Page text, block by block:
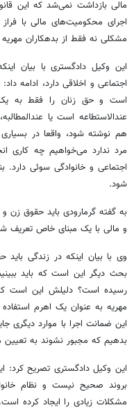
مالی بازداشت نمی‌شد که این
اجرای محکومیت‌های مالی با
مشکلی نه فقط از بدهکاران
این وکیل دادگستری با بیان
اجتماعی و اخلاقی دارد، ادامه
است و حق زنان را فقط به
عندالاستطاعه است یا
هم نوشته شود، واقعا در
مرد ندارد می‌خواهیم چه کاری
اجتماعی و خانوادگی سوئی دارد.
شود.
به گفته گرمارودی باید حقوق زن
و مالی با یک مبنای خاص تعریف
وی با بیان اینکه در زندگی
بحث دیگر این است که باید
رسیده است؟ دلیلش این است
مهریه به عنوان یک اهرم
این ضمانت اجرا با موارد دیگری
بدهیم که مجبور نشوند به
این وکیل دادگستری تصریح کرد:
بروند صحیح نیست و نظام
مشکلات زیادی را ایجاد کرده